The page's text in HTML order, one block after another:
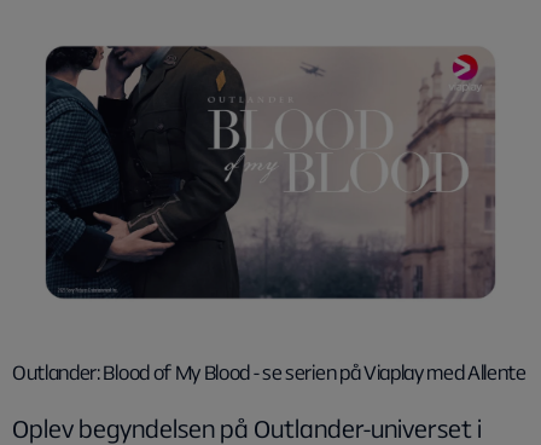
Outlander: Blood of My Blood - se serien på Viaplay med Allente
Oplev begyndelsen på Outlander-universet i